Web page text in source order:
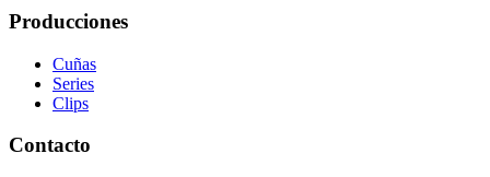
Producciones
Cuñas
Series
Clips
Contacto